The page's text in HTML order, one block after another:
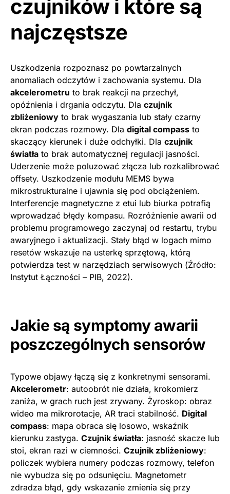
czujników i które są
najczęstsze
Uszkodzenia rozpoznasz po powtarzalnych
anomaliach odczytów i zachowania systemu. Dla
akcelerometru to brak reakcji na przechył,
opóźnienia i drgania odczytu. Dla czujnik
zbliżeniowy to brak wygaszania lub stały czarny
ekran podczas rozmowy. Dla digital compass to
skaczący kierunek i duże odchyłki. Dla czujnik
światła to brak automatycznej regulacji jasności.
Uderzenie może poluzować złącza lub rozkalibrować
offsety. Uszkodzenie modułu MEMS bywa
mikrostrukturalne i ujawnia się pod obciążeniem.
Interferencje magnetyczne z etui lub biurka potrafią
wprowadzać błędy kompasu. Rozróżnienie awarii od
problemu programowego zaczynaj od restartu, trybu
awaryjnego i aktualizacji. Stały błąd w logach mimo
resetów wskazuje na usterkę sprzętową, którą
potwierdza test w narzędziach serwisowych (Źródło:
Instytut Łączności – PIB, 2022).
Jakie są symptomy awarii
poszczególnych sensorów
Typowe objawy łączą się z konkretnymi sensorami.
Akcelerometr: autoobrót nie działa, krokomierz
zaniża, w grach ruch jest zrywany. Żyroskop: obraz
wideo ma mikrorotacje, AR traci stabilność. Digital
compass: mapa obraca się losowo, wskaźnik
kierunku zastyga. Czujnik światła: jasność skacze lub
stoi, ekran razi w ciemności. Czujnik zbliżeniowy:
policzek wybiera numery podczas rozmowy, telefon
nie wybudza się po odsunięciu. Magnetometr
zdradza błąd, gdy wskazanie zmienia się przy